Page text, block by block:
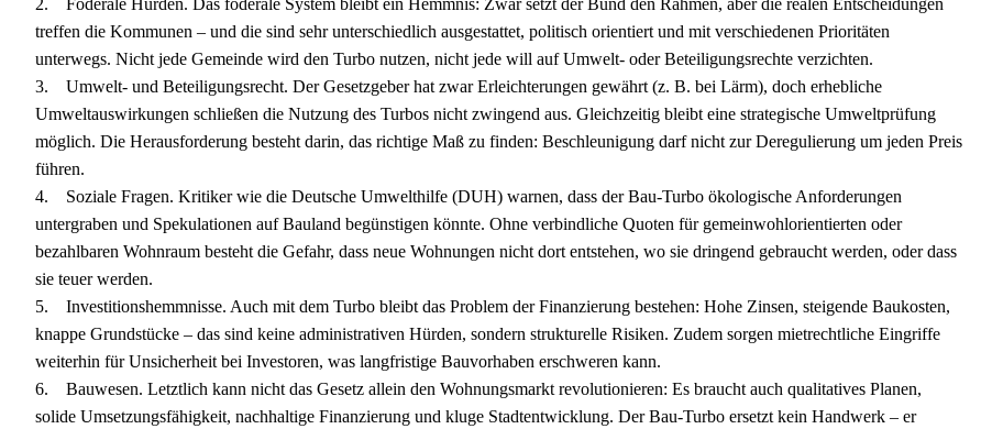
2. Föderale Hürden. Das föderale System bleibt ein Hemmnis: Zwar setzt der Bund den Rahmen, aber die realen Entscheidungen
treffen die Kommunen – und die sind sehr unterschiedlich ausgestattet, politisch orientiert und mit verschiedenen Prioritäten
unterwegs. Nicht jede Gemeinde wird den Turbo nutzen, nicht jede will auf Umwelt- oder Beteiligungsrechte verzichten.
3. Umwelt- und Beteiligungsrecht. Der Gesetzgeber hat zwar Erleichterungen gewährt (z. B. bei Lärm), doch erhebliche
Umweltauswirkungen schließen die Nutzung des Turbos nicht zwingend aus. Gleichzeitig bleibt eine strategische Umweltprüfung
möglich. Die Herausforderung besteht darin, das richtige Maß zu finden: Beschleunigung darf nicht zur Deregulierung um jeden Preis
führen.
4. Soziale Fragen. Kritiker wie die Deutsche Umwelthilfe (DUH) warnen, dass der Bau-Turbo ökologische Anforderungen
untergraben und Spekulationen auf Bauland begünstigen könnte. Ohne verbindliche Quoten für gemeinwohlorientierten oder
bezahlbaren Wohnraum besteht die Gefahr, dass neue Wohnungen nicht dort entstehen, wo sie dringend gebraucht werden, oder dass
sie teuer werden.
5. Investitionshemmnisse. Auch mit dem Turbo bleibt das Problem der Finanzierung bestehen: Hohe Zinsen, steigende Baukosten,
knappe Grundstücke – das sind keine administrativen Hürden, sondern strukturelle Risiken. Zudem sorgen mietrechtliche Eingriffe
weiterhin für Unsicherheit bei Investoren, was langfristige Bauvorhaben erschweren kann.
6. Bauwesen. Letztlich kann nicht das Gesetz allein den Wohnungsmarkt revolutionieren: Es braucht auch qualitatives Planen,
solide Umsetzungsfähigkeit, nachhaltige Finanzierung und kluge Stadtentwicklung. Der Bau-Turbo ersetzt kein Handwerk – er